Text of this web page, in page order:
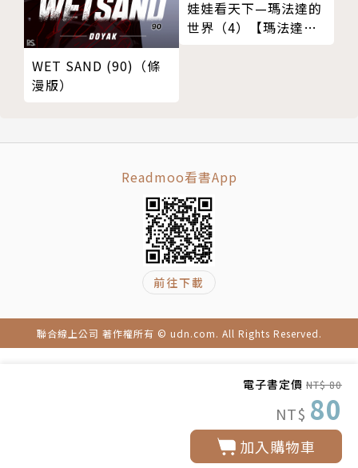
電子書定價 NT$ 80
NT$ 80
加入購物車
WET SAND (90)（條
漫版）
娃娃看天下—瑪法達的
世界（4）【瑪法達降
Readmoo看書App
前往下載
聯合線上公司 著作權所有 © udn.com. All Rights Reserved.